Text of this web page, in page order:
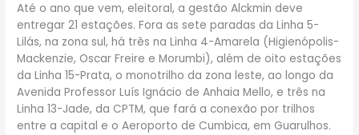
Até o ano que vem, eleitoral, a gestão Alckmin deve
entregar 21 estações. Fora as sete paradas da Linha 5-
Lilás, na zona sul, há três na Linha 4-Amarela (Higienópolis-
Mackenzie, Oscar Freire e Morumbi), além de oito estações
da Linha 15-Prata, o monotrilho da zona leste, ao longo da
Avenida Professor Luís Ignácio de Anhaia Mello, e três na
Linha 13-Jade, da CPTM, que fará a conexão por trilhos
entre a capital e o Aeroporto de Cumbica, em Guarulhos.